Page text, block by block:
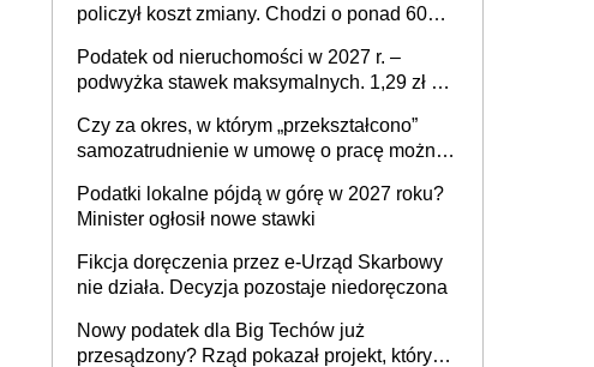
policzył koszt zmiany. Chodzi o ponad 60
Podatek od nieruchomości w 2027 r. –
podwyżka stawek maksymalnych. 1,29 zł za
budynków i lokali związanych z
prowadzeniem działalności gospodarczej
Czy za okres, w którym „przekształcono”
samozatrudnienie w umowę o pracę można
umowy cywilnoprawnej jedynym
racjonalnym wyjściem
Podatki lokalne pójdą w górę w 2027 roku?
Minister ogłosił nowe stawki
Fikcja doręczenia przez e-Urząd Skarbowy
nie działa. Decyzja pozostaje niedoręczona
Nowy podatek dla Big Techów już
przesądzony? Rząd pokazał projekt, który